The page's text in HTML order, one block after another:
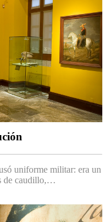
uniforme militar: era un
de caudillo,…